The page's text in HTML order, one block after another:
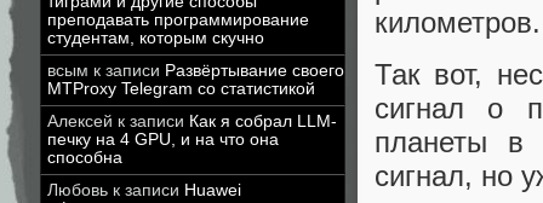
преподавать программирование
студентам, которым скучно
всым к записи Развёртывание своего
MTProxy Telegram со статистикой
Алексей к записи Как я собрал LLM-
печку на 4 GPU, и на что она
способна
Любовь к записи Huawei
километров.
Так вот,
сигнал о
планеты в
сигнал, но